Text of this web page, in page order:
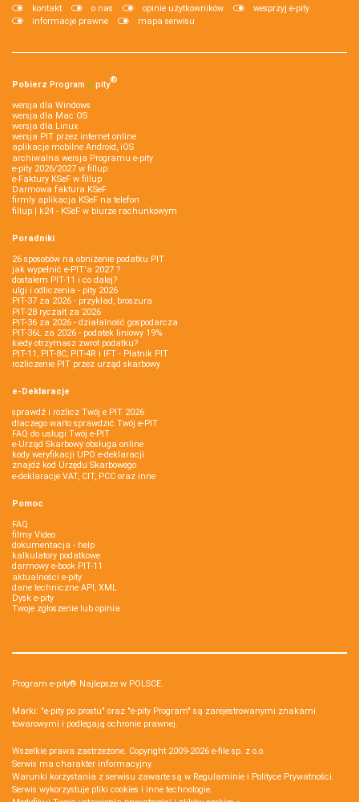
kontakt o nas opinie użytkowników
wesprzyj e-pity
informacje prawne
mapa serwisu
Pobierz Program e‑pity®
wersja dla Windows
wersja dla Mac OS
wersja dla Linux
wersja PIT przez internet online
aplikacje mobilne Android, iOS
archiwalna wersja Programu e-pity
e-pity 2026/2027 w fillup
e‑Faktury KSeF w fillup
Darmowa faktura KSeF
firmly aplikacja KSeF na telefon
fillup | k24 - KSeF w biurze rachunkowym
Poradniki
26 sposobów na obniżenie podatku PIT
jak wypełnić e-PIT'a 2027 ?
dostałem PIT-11 i co dalej?
ulgi i odliczenia - pity 2026
PIT-37 za 2026 - przykład, broszura
PIT-28 ryczałt za 2026
PIT-36 za 2026 - działalność gospodarcza
PIT-36L za 2026 - podatek liniowy 19%
kiedy otrzymasz zwrot podatku?
PIT-11, PIT-8C, PIT-4R i IFT - Płatnik PIT
rozliczenie PIT przez urząd skarbowy
e-Deklaracje
sprawdź i rozlicz Twój e PIT 2026
dlaczego warto sprawdzić Twój e-PIT
FAQ do usługi Twój e-PIT
e-Urząd Skarbowy obsługa online
kody weryfikacji UPO e-deklaracji
znajdź kod Urzędu Skarbowego
e-deklaracje VAT, CIT, PCC oraz inne
Pomoc
FAQ
filmy Video
dokumentacja - help
kalkulatory podatkowe
darmowy e-book PIT-11
aktualności e-pity
dane techniczne API, XML
Dysk e-pity
Twoje zgłoszenie lub opinia
Program e-pity® Najlepsze w POLSCE.
Marki: "e-pity po prostu" oraz "e-pity Program" są zarejestrowanymi znakami
towarowymi i podlegają ochronie prawnej.
Wszelkie prawa zastrzeżone. Copyright 2009-2026 e-file sp. z o.o.
Serwis ma charakter informacyjny.
Warunki korzystania z serwisu zawarte są w Regulaminie i Polityce Prywatności.
Serwis wykorzystuje pliki cookies i inne technologie.